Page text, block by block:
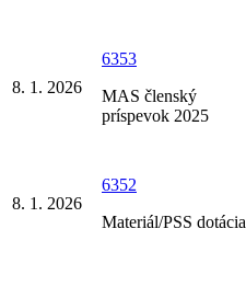
8. 1. 2026
6353
MAS členský
príspevok 2025
8. 1. 2026
6352
Materiál/PSS dotácia